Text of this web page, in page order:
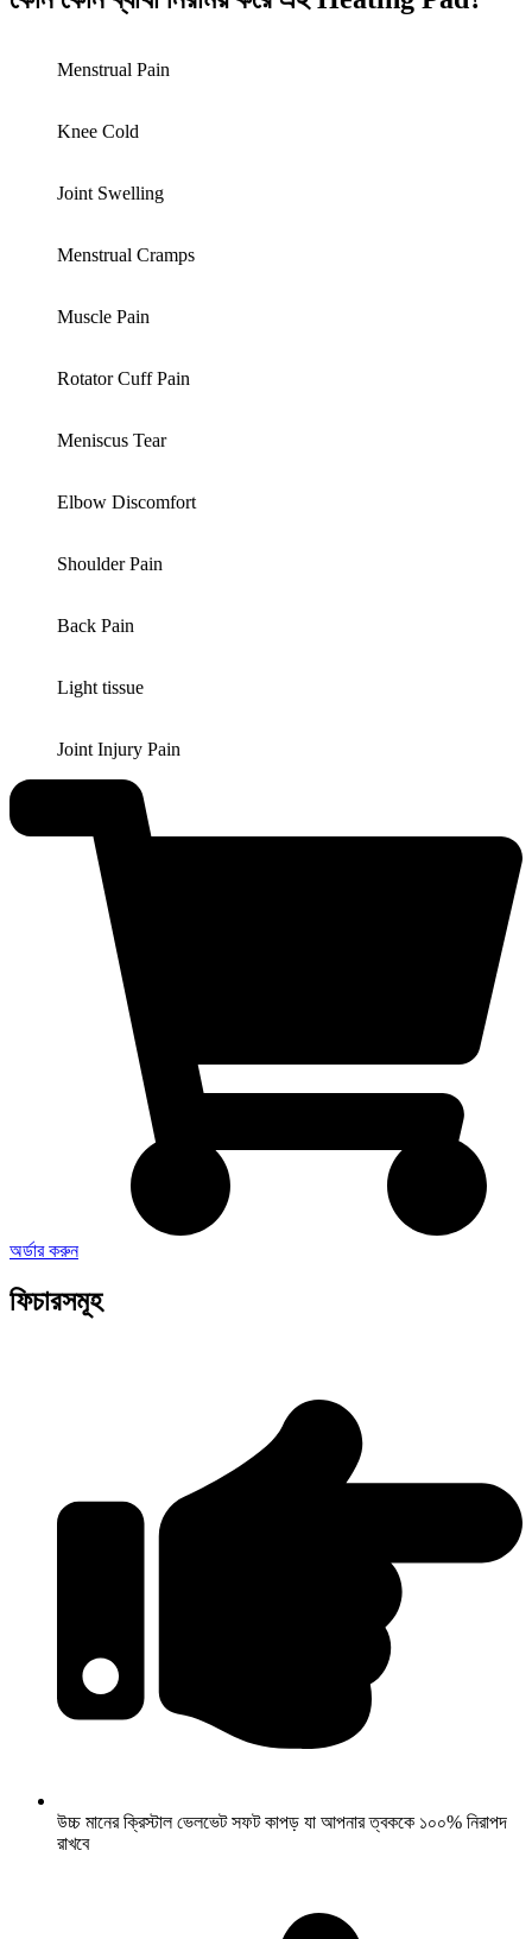
Menstrual Pain
Knee Cold
Joint Swelling
Menstrual Cramps
Muscle Pain
Rotator Cuff Pain
Meniscus Tear
Elbow Discomfort
Shoulder Pain
Back Pain
Light tissue
Joint Injury Pain
অর্ডার করুন
ফিচারসমূহ
উচ্চ মানের ক্রিস্টাল ভেলভেট সফট কাপড় যা আপনার ত্বককে ১০০% নিরাপদ
রাখবে